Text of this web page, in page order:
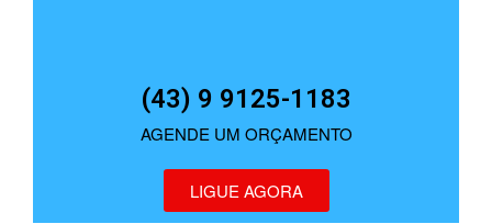
(43) 9 9125-1183
AGENDE UM ORÇAMENTO
LIGUE AGORA